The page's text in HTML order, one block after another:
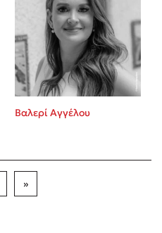
Βαλερί Αγγέλου
»